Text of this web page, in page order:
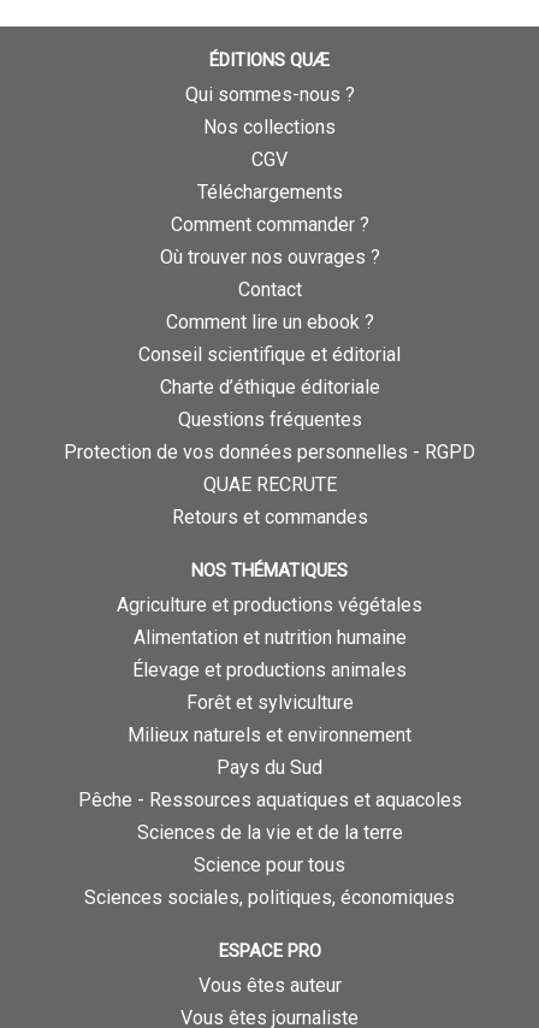
ÉDITIONS QUÆ
Qui sommes-nous ?
Nos collections
CGV
Téléchargements
Comment commander ?
Où trouver nos ouvrages ?
Contact
Comment lire un ebook ?
Conseil scientifique et éditorial
Charte d’éthique éditoriale
Questions fréquentes
Protection de vos données personnelles - RGPD
QUAE RECRUTE
Retours et commandes
NOS THÉMATIQUES
Agriculture et productions végétales
Alimentation et nutrition humaine
Élevage et productions animales
Forêt et sylviculture
Milieux naturels et environnement
Pays du Sud
Pêche - Ressources aquatiques et aquacoles
Sciences de la vie et de la terre
Science pour tous
Sciences sociales, politiques, économiques
ESPACE PRO
Vous êtes auteur
Vous êtes journaliste